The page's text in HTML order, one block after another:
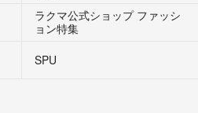
ラクマ公式ショップ ファッシ
ョン特集
SPU